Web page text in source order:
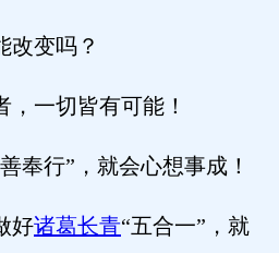
改变吗？
，一切皆有可能！
奉行”，就会心想事成！
好诸葛长青“五合一”，就